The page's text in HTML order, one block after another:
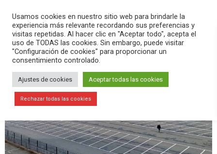
search menu pause PLAY
Usamos cookies en nuestro sitio web para brindarle la
experiencia más relevante recordando sus preferencias y
visitas repetidas. Al hacer clic en "Aceptar todo", acepta el
uso de TODAS las cookies. Sin embargo, puede visitar
"Configuración de cookies" para proporcionar un
consentimiento controlado.
Ajustes de cookies Aceptar todas las cookies
Rechazar todas las cookies